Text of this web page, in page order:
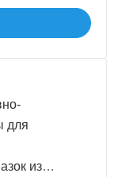
для
из